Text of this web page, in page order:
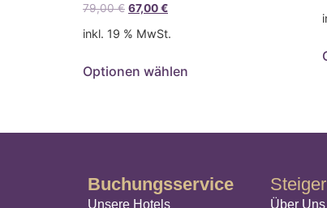
79,00€ 67,00€
inkl. 19 % MwSt.
Optionen wählen
Buchungsservice
Unsere Hotels Über Uns